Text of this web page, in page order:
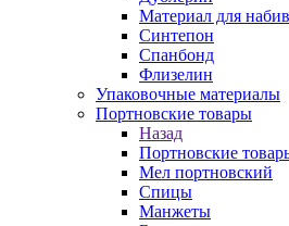
Материал для
Синтепон
Спанбонд
Флизелин
Упаковочные материалы
Портновские товары
Назад
Портновские
Мел портновский
Спицы
Манжеты